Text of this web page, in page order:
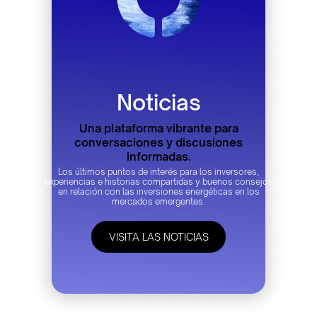
Noticias
Una plataforma vibrante para
conversaciones y discusiones
informadas.
Los últimos puntos de interés para los inversores,
experiencias e historias compartidas y buenos consejos
en relación con las inversiones energéticas en los
mercados emergentes.
VISITA LAS NOTICIAS